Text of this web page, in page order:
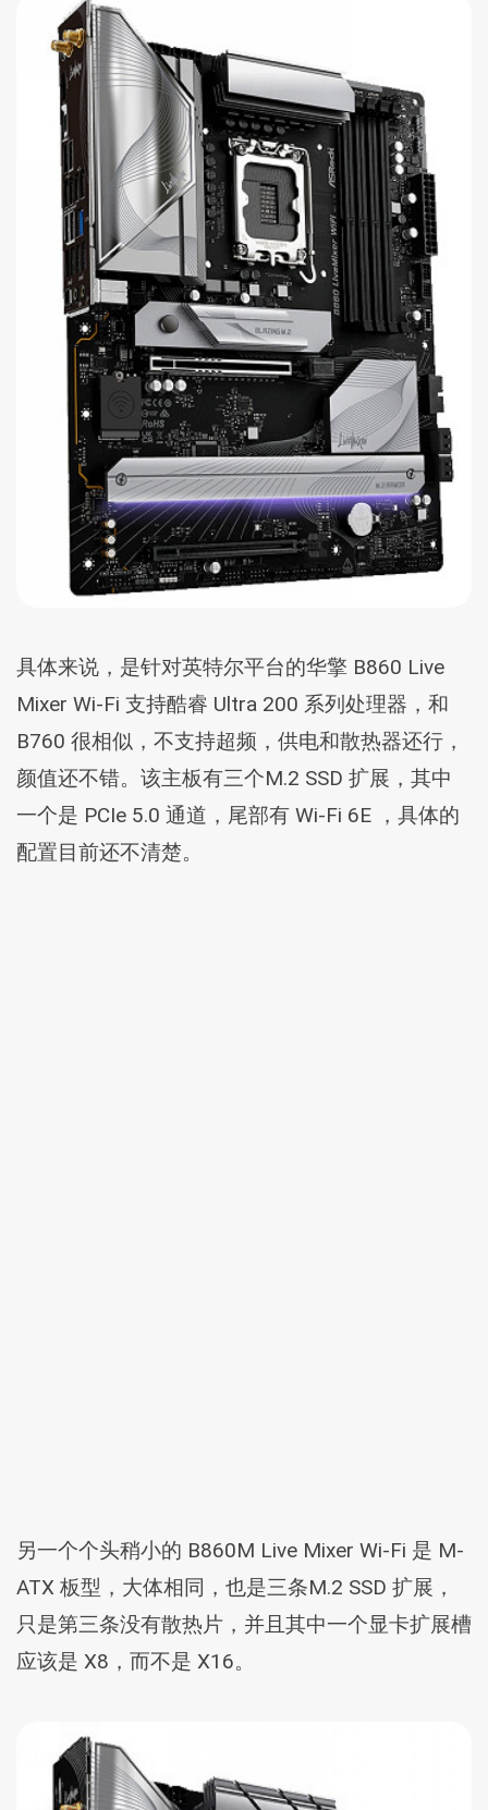
具体来说，是针对英特尔平台的华擎 B860 Live
Mixer Wi-Fi 支持酷睿 Ultra 200 系列处理器，和
B760 很相似，不支持超频，供电和散热器还行，
颜值还不错。该主板有三个M.2 SSD 扩展，其中
一个是 PCIe 5.0 通道，尾部有 Wi-Fi 6E ，具体的
配置目前还不清楚。
另一个个头稍小的 B860M Live Mixer Wi-Fi 是 M-
ATX 板型，大体相同，也是三条M.2 SSD 扩展，
只是第三条没有散热片，并且其中一个显卡扩展槽
应该是 X8，而不是 X16。